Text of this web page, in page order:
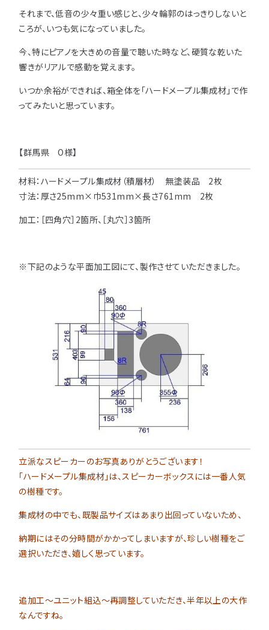
お支払いについて
注意事項とよくある質問
新生活 アイディア作品・クラフト
それまで、低音の少々重い感じと、少々輪郭のはっきりしないと
ころが、いつも気になっていました。
今、特にピアノを大きめの音量で聴いた時など、硬質な乾いた
響きがリアルで感動を覚えます。
いつか余裕ができれば、箱全体を「ハードメープル集成材」で作
ってみたいと思っています。
【群馬県 O様】
材料：ハードメープル集成材（積層材） 無塗装品 2枚
寸法：厚さ25mm×巾531mm×長さ761mm 2枚
加工：［四角穴］2箇所、 ［丸穴］3箇所
※下記のような平面加工図にて、製作させていただきました。
立派なスピーカーのお写真ありがとうございます！
「ハードメープル集成材」は、スピーカーボックスには一番人気
の樹種です。
集成材の中でも、既製品サイズはあまり出回っていないため、
納期にはその分時間がかかってしまいますが、珍しい樹種をご
選択いただき、嬉しく思っています。
追加工～ユニット組込～再調整していただき、半年以上の大作
なんですね。